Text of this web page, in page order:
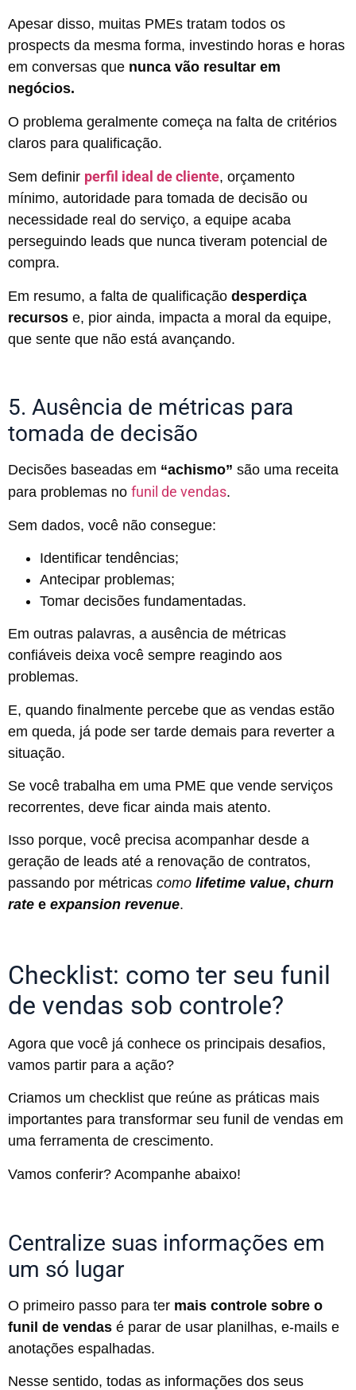
Apesar disso, muitas PMEs tratam todos os
prospects da mesma forma, investindo horas e horas
em conversas que nunca vão resultar em
negócios.
O problema geralmente começa na falta de critérios
claros para qualificação.
Sem definir perfil ideal de cliente, orçamento
mínimo, autoridade para tomada de decisão ou
necessidade real do serviço, a equipe acaba
perseguindo leads que nunca tiveram potencial de
compra.
Em resumo, a falta de qualificação desperdiça
recursos e, pior ainda, impacta a moral da equipe,
que sente que não está avançando.
5. Ausência de métricas para
tomada de decisão
Decisões baseadas em “achismo” são uma receita
para problemas no funil de vendas.
Sem dados, você não consegue:
Identificar tendências;
Antecipar problemas;
Tomar decisões fundamentadas.
Em outras palavras, a ausência de métricas
confiáveis deixa você sempre reagindo aos
problemas.
E, quando finalmente percebe que as vendas estão
em queda, já pode ser tarde demais para reverter a
situação.
Se você trabalha em uma PME que vende serviços
recorrentes, deve ficar ainda mais atento.
Isso porque, você precisa acompanhar desde a
geração de leads até a renovação de contratos,
passando por métricas como lifetime value, churn
rate e expansion revenue.
Checklist: como ter seu funil
de vendas sob controle?
Agora que você já conhece os principais desafios,
vamos partir para a ação?
Criamos um checklist que reúne as práticas mais
importantes para transformar seu funil de vendas em
uma ferramenta de crescimento.
Vamos conferir? Acompanhe abaixo!
Centralize suas informações em
um só lugar
O primeiro passo para ter mais controle sobre o
funil de vendas é parar de usar planilhas, e-mails e
anotações espalhadas.
Nesse sentido, todas as informações dos seus